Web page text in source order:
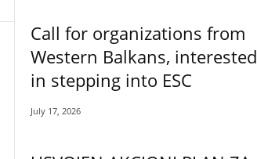
Call for organizations from
Western Balkans, interested
in stepping into ESC
July 17, 2026